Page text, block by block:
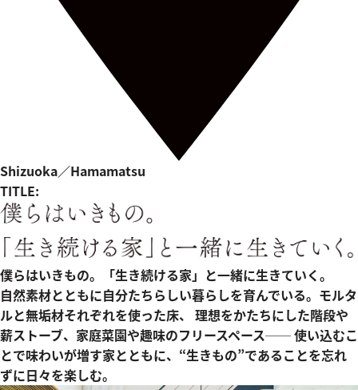
Shizuoka／Hamamatsu
TITLE:
僕らはいきもの。「生き続ける家」と一緒に生きていく。
自然素材とともに自分たちらしい暮らしを育んでいる。モルタ
ルと無垢材それぞれを使った床、 理想をかたちにした階段や
薪ストーブ、家庭菜園や趣味のフリースペース── 使い込むこ
とで味わいが増す家とともに、“生きもの”であることを忘れ
ずに日々を楽しむ。